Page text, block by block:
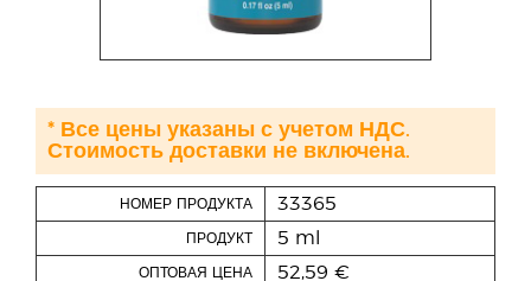
НОМЕР ПРОДУКТА 33365
ПРОДУКТ 5 ml
ОПТОВАЯ ЦЕНА 52,59 €
* Все цены указаны с учетом НДС.
Стоимость доставки не включена.